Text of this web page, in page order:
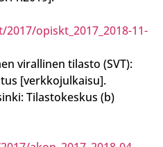
opiskt_2017_2018-11-
virallinen tilasto (SVT):
[verkkojulkaisu].
Tilastokeskus (b)